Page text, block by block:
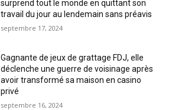
surprend tout le monde en quittant son
travail du jour au lendemain sans préavis
septembre 17, 2024
Gagnante de jeux de grattage FDJ, elle
déclenche une guerre de voisinage après
avoir transformé sa maison en casino
privé
septembre 16, 2024